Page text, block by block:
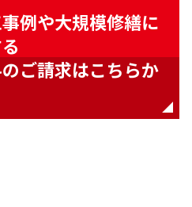
例や大規模修繕に
ご請求はこちらか